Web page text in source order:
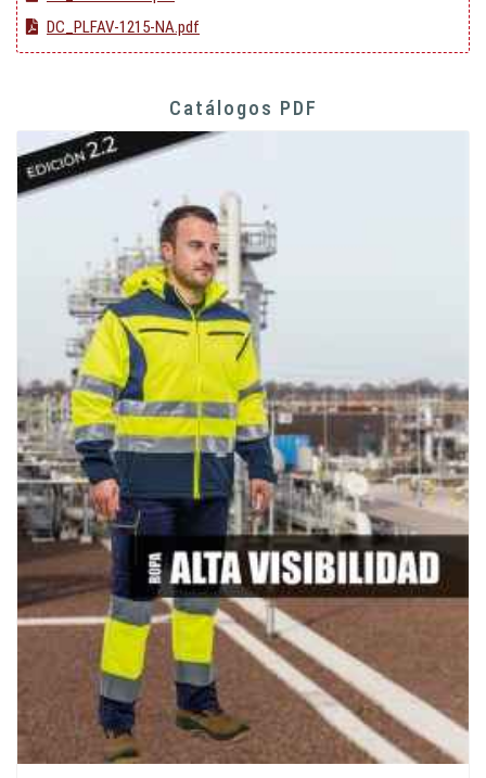
DC_PLFAV-1215-NA.pdf
Catálogos PDF